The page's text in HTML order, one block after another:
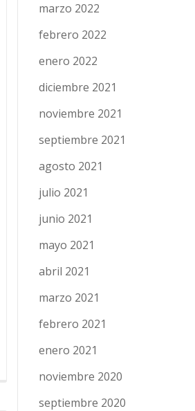
marzo 2022
febrero 2022
enero 2022
diciembre 2021
noviembre 2021
septiembre 2021
agosto 2021
julio 2021
junio 2021
mayo 2021
abril 2021
marzo 2021
febrero 2021
enero 2021
noviembre 2020
septiembre 2020